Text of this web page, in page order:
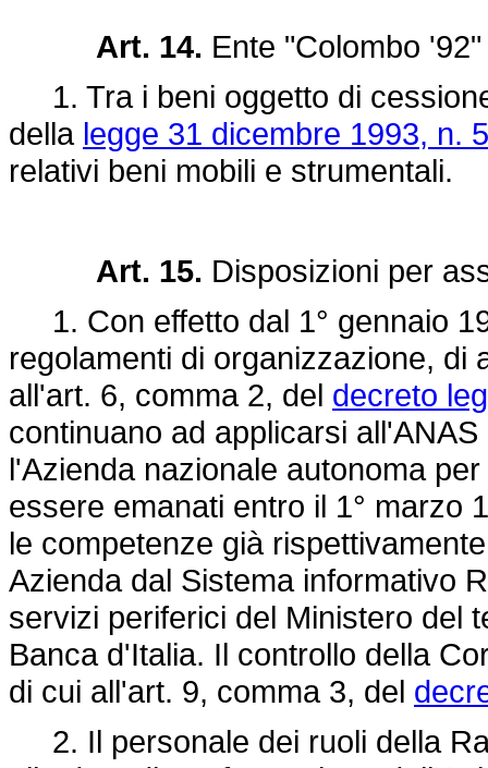
Art. 14. Ente "Colombo
1. Tra i beni oggetto di
della legge 31 dicembre 1993, n.
relativi beni mobili e strumentali.
Art. 15. Disposizioni per
1. Con effetto dal 1° gennaio
regolamenti di organizzazione, di
all'art. 6, comma 2, del decreto
continuano ad applicarsi
l'Azienda nazionale autonoma
essere emanati entro il 1° marzo
le competenze già
Azienda dal Sistema informativo
servizi periferici del Ministero del
Banca d'Italia. Il controllo della
di cui all'art. 9, comma 3, del
2. Il personale dei ruoli della